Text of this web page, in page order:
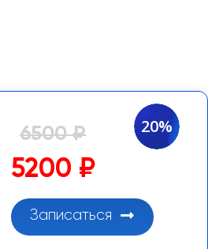
20%
6500 ₽
5200 ₽
Записаться